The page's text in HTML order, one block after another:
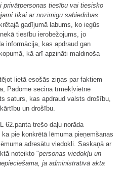
privātpersonas tiesību vai tiesisko
tikai ar nozīmīgu sabiedrības
gadījumā labums, ko iegūs
tiesību ierobežojums, jo
informācija, kas apdraud gan
kā arī apzināti maldinoša
lietā esošās ziņas par faktiem
Padome secina tīmekļvietnē
saturs, kas apdraud valsts drošību,
un drošību.
62.panta trešo daļu norāda
pie konkrētā lēmuma pieņemšanas
adresātu viedokli. Saskaņā ar
noteikto "personas viedokļu un
ja administratīvā akta